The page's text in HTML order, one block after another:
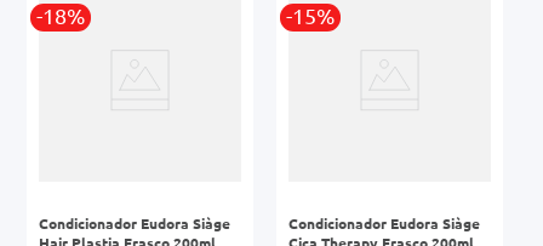
-18%
Condicionador Eudora Siàge
Hair Plastia Frasco 200ml
-15%
Condicionador Eudora Siàge
Cica Therapy Frasco 200ml